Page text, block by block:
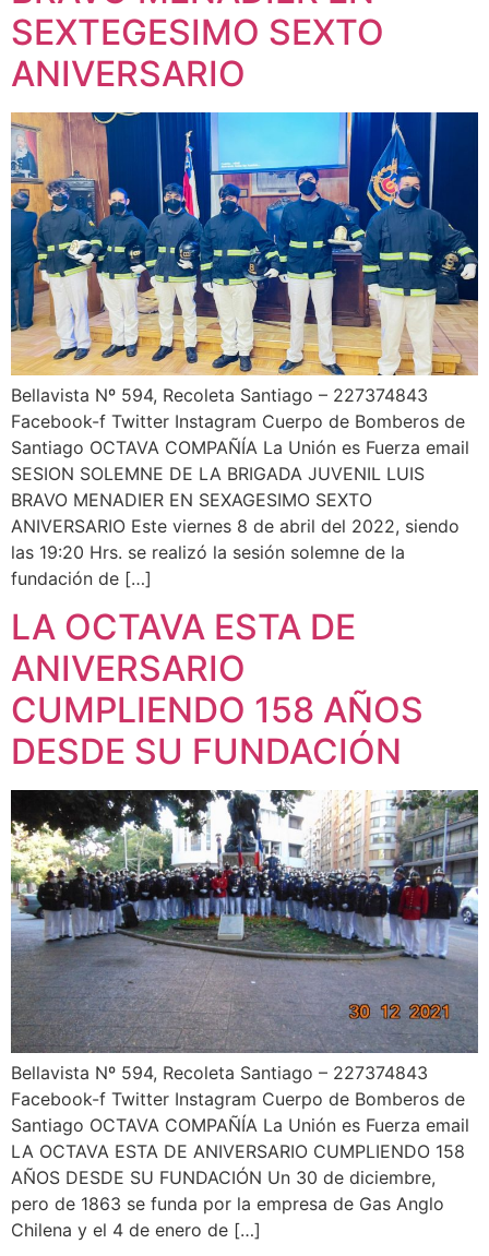
SEXTEGESIMO SEXTO
ANIVERSARIO
Bellavista Nº 594, Recoleta Santiago – 227374843
Facebook-f Twitter Instagram Cuerpo de Bomberos de
Santiago OCTAVA COMPAÑÍA La Unión es Fuerza email
SESION SOLEMNE DE LA BRIGADA JUVENIL LUIS
BRAVO MENADIER EN SEXAGESIMO SEXTO
ANIVERSARIO Este viernes 8 de abril del 2022, siendo
las 19:20 Hrs. se realizó la sesión solemne de la
fundación de […]
LA OCTAVA ESTA DE
ANIVERSARIO
CUMPLIENDO 158 AÑOS
DESDE SU FUNDACIÓN
Bellavista Nº 594, Recoleta Santiago – 227374843
Facebook-f Twitter Instagram Cuerpo de Bomberos de
Santiago OCTAVA COMPAÑÍA La Unión es Fuerza email
LA OCTAVA ESTA DE ANIVERSARIO CUMPLIENDO 158
AÑOS DESDE SU FUNDACIÓN Un 30 de diciembre,
pero de 1863 se funda por la empresa de Gas Anglo
Chilena y el 4 de enero de […]